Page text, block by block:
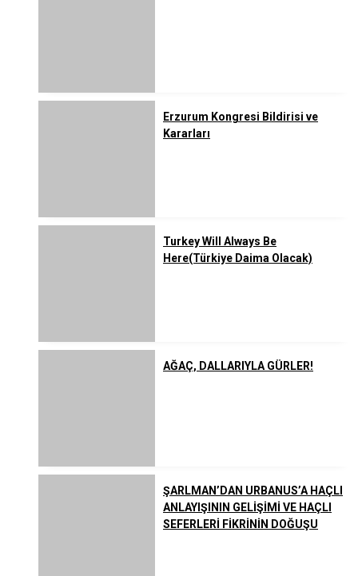
Erzurum Kongresi Bildirisi ve
Kararları
Turkey Will Always Be
Here(Türkiye Daima Olacak)
AĞAÇ, DALLARIYLA GÜRLER!
ŞARLMAN’DAN URBANUS’A HAÇLI
ANLAYIŞININ GELİŞİMİ VE HAÇLI
SEFERLERİ FİKRİNİN DOĞUŞU